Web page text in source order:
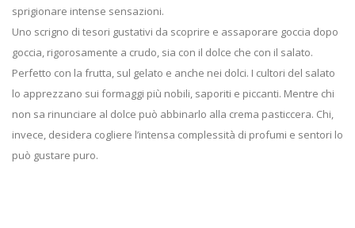
sprigionare intense sensazioni.
Uno scrigno di tesori gustativi da scoprire e assaporare goccia dopo
goccia, rigorosamente a crudo, sia con il dolce che con il salato.
Perfetto con la frutta, sul gelato e anche nei dolci. I cultori del salato
lo apprezzano sui formaggi più nobili, saporiti e piccanti. Mentre chi
non sa rinunciare al dolce può abbinarlo alla crema pasticcera. Chi,
invece, desidera cogliere l’intensa complessità di profumi e sentori lo
può gustare puro.